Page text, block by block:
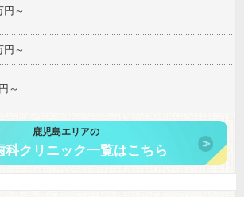
円～
円～
～
鹿児島エリアの
科クリニック一覧はこちら